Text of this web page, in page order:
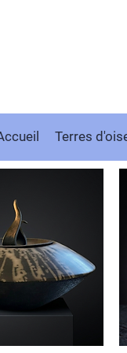
Terres